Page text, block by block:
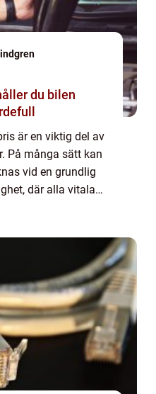
är en viktig del av
På många sätt kan
vid en grundlig
där alla vitala